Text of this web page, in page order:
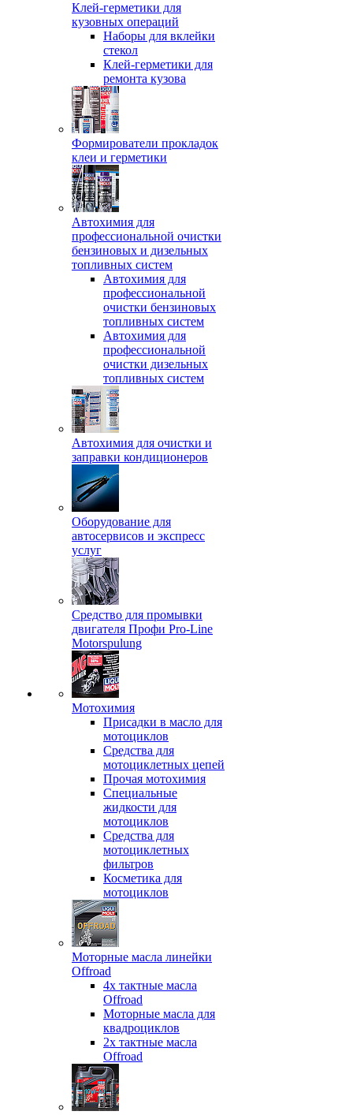
Клей-герметики для
кузовных операций
Наборы для вклейки
стекол
Клей-герметики для
ремонта кузова
Формирователи прокладок
клеи и герметики
Автохимия для
профессиональной очистки
бензиновых и дизельных
топливных систем
Автохимия для
профессиональной
очистки бензиновых
топливных систем
Автохимия для
профессиональной
очистки дизельных
топливных систем
Автохимия для очистки и
заправки кондиционеров
Оборудование для
автосервисов и экспресс
услуг
Средство для промывки
двигателя Профи Pro-Line
Motorspulung
Мотохимия
Присадки в масло для
мотоциклов
Средства для
мотоциклетных цепей
Прочая мотохимия
Специальные
жидкости для
мотоциклов
Средства для
мотоциклетных
фильтров
Косметика для
мотоциклов
Моторные масла линейки
Offroad
4х тактные масла
Offroad
Моторные масла для
квадроциклов
2х тактные масла
Offroad